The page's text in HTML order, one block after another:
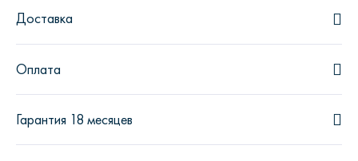
Доставка
Оплата
Гарантия 18 месяцев